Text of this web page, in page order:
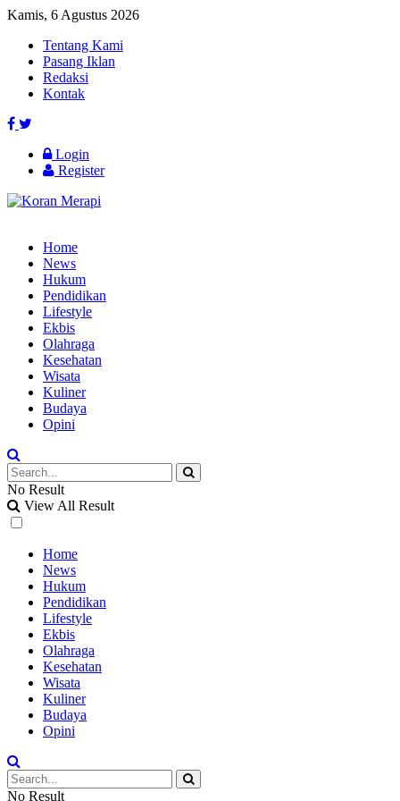
Kamis, 6 Agustus 2026
Tentang Kami
Pasang Iklan
Redaksi
Kontak
Login
Register
Home
News
Hukum
Pendidikan
Lifestyle
Ekbis
Olahraga
Kesehatan
Wisata
Kuliner
Budaya
Opini
No Result
View All Result
Home
News
Hukum
Pendidikan
Lifestyle
Ekbis
Olahraga
Kesehatan
Wisata
Kuliner
Budaya
Opini
No Result